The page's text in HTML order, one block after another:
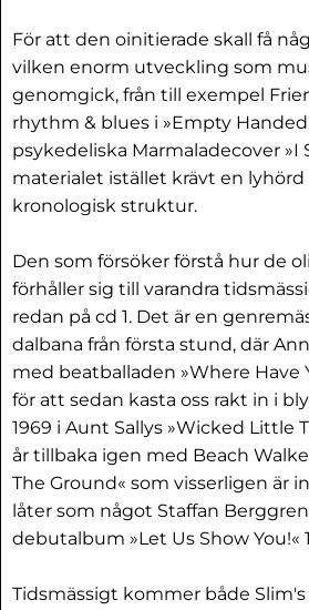
För att den oinitierade skall få
vilken enorm utveckling som
genomgick, från till exempel
rhythm & blues i »Empty
psykedeliska Marmaladecover »I
materialet istället krävt en
kronologisk struktur.
Den som försöker förstå hur de
förhåller sig till varandra
redan på cd 1. Det är en
dalbana från första stund, där
med beatballaden »Where Have
för att sedan kasta oss rakt in i
1969 i Aunt Sallys »Wicked Little
år tillbaka igen med Beach
The Ground« som visserligen är
låter som något Staffan
debutalbum »Let Us Show You!«
Tidsmässigt kommer både Slim's